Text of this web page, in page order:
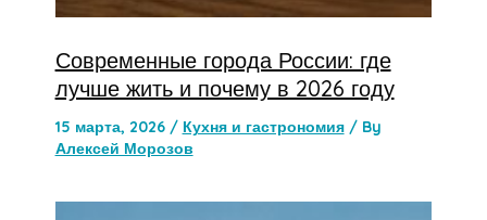
Современные города России: где
лучше жить и почему в 2026 году
15 марта, 2026 / Кухня и гастрономия/ By
Алексей Морозов